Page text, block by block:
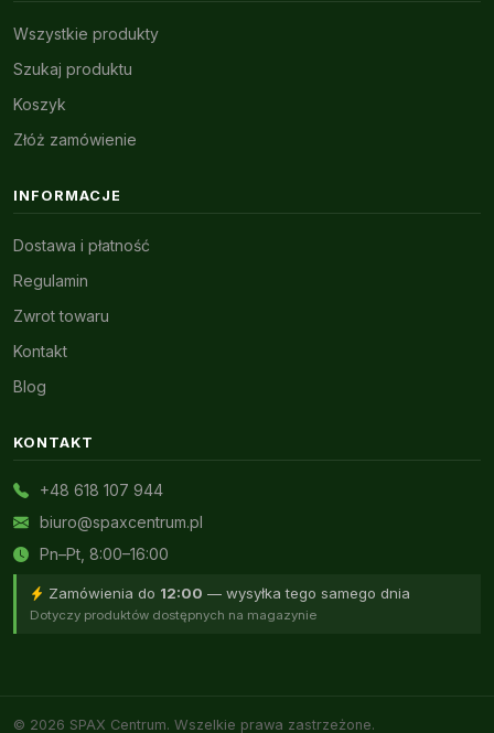
Wszystkie produkty
Szukaj produktu
Koszyk
Złóż zamówienie
INFORMACJE
Dostawa i płatność
Regulamin
Zwrot towaru
Kontakt
Blog
KONTAKT
+48 618 107 944
biuro@spaxcentrum.pl
Pn–Pt, 8:00–16:00
Zamówienia do 12:00 — wysyłka tego samego dnia
Dotyczy produktów dostępnych na magazynie
© 2026 SPAX Centrum. Wszelkie prawa zastrzeżone.